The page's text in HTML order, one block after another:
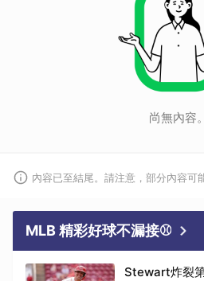
尚無內容。
內容已至結尾。請注意，部分內容可
MLB 精彩好球不漏接⚾
Stewart炸裂